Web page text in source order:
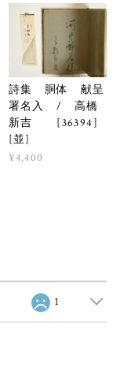
詩集 胴体 献呈
署名入 / 高橋
新吉 [36394]
[並]
¥4,400
1